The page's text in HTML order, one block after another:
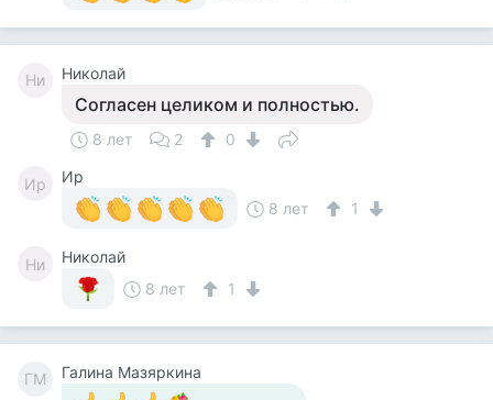
Ни Николай
Согласен целиком и полностью.
8 лет 2 0
Ир
Ир
8 лет
1
Ни
Николай
8 лет
1
ГМ Галина Мазяркина